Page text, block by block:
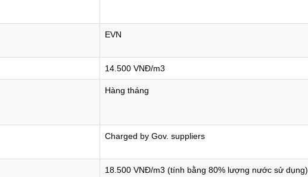
EVN
14.500 VNĐ/m3
Hàng tháng
Charged by Gov. suppliers
18.500 VNĐ/m3 (tính bằng 80% lượng nước sử dụng)